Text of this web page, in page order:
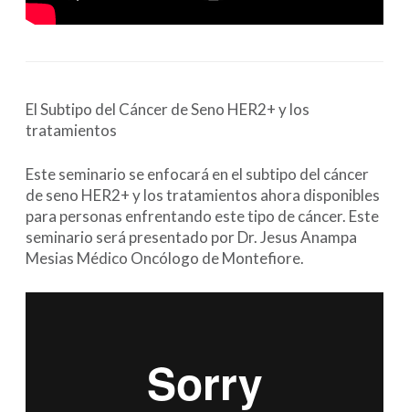
El Subtipo del Cáncer de Seno HER2+ y los
tratamientos
Este seminario se enfocará en el subtipo del cáncer
de seno HER2+ y los tratamientos ahora disponibles
para personas enfrentando este tipo de cáncer. Este
seminario será presentado por Dr. Jesus Anampa
Mesias Médico Oncólogo de Montefiore.